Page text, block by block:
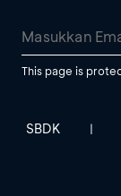
This page is
SBDK |